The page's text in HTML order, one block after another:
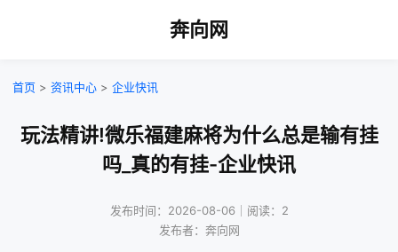
奔向网
首页 > 资讯中心 > 企业快讯
玩法精讲!微乐福建麻将为什么总是输有挂
吗_真的有挂-企业快讯
发布时间：2026-08-06｜阅读：2
发布者：奔向网